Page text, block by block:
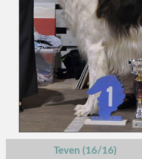
Teven (16/16)